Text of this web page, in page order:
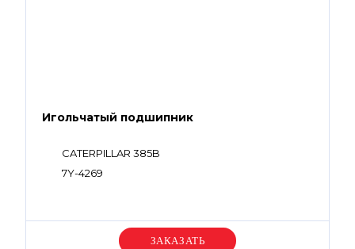
Игольчатый подшипник
CATERPILLAR 385B
7Y-4269
Уточняйте цену